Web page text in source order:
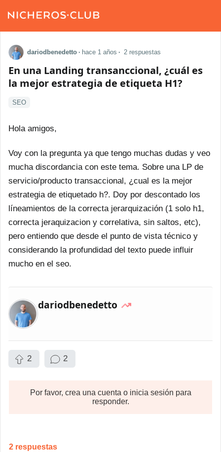
dariodbenedetto · hace 1 años · 2 respuestas
En una Landing transanccional, ¿cuál es
la mejor estrategia de etiqueta H1?
SEO
Hola amigos,
Voy con la pregunta ya que tengo muchas dudas y veo
mucha discordancia con este tema. Sobre una LP de
servicio/producto transaccional, ¿cual es la mejor
estrategia de etiquetado h?. Doy por descontado los
líneamientos de la correcta jerarquización (1 solo h1,
correcta jeraquizacion y correlativa, sin saltos, etc),
pero entiendo que desde el punto de vista técnico y
considerando la profundidad del texto puede influir
mucho en el seo.
dariodbenedetto
2 2
Por favor, crea una cuenta o inicia sesión para
responder.
2 respuestas